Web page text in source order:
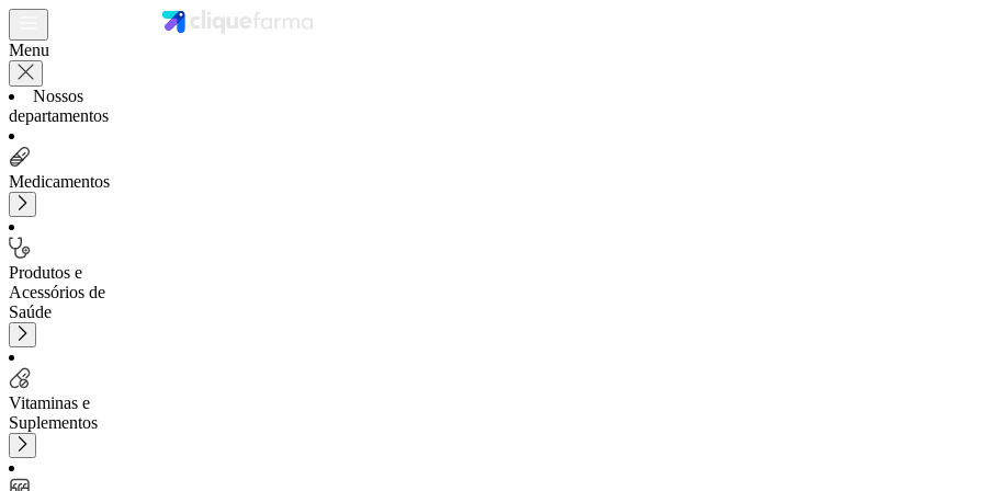
Menu
Nossos
departamentos
Medicamentos
Produtos e
Acessórios de
Saúde
Vitaminas e
Suplementos